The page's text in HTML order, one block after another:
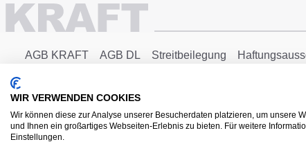
AGB KRAFT AGB DL Streitbeilegung
WIR VERWENDEN COOKIES
Wir können diese zur Analyse unserer Besucherdaten platzieren, um unsere
und Ihnen ein großartiges Webseiten-Erlebnis zu bieten. Für weitere
Einstellungen.